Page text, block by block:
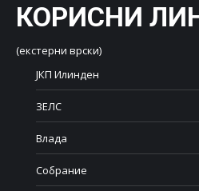
КОРИСНИ
(екстерни врски)
ЈКП Илинден
ЗЕЛС
Влада
Собрание